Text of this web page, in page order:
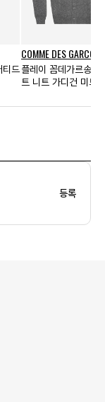
티드
COMME DES GARCONS
플레이 꼼데가르송
트 니트 가디건 미드
등록